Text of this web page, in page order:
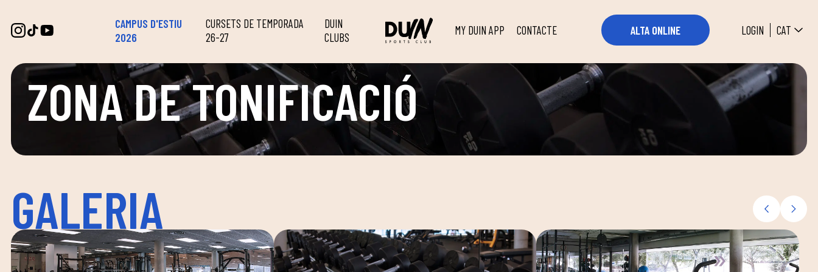
CAMPUS D'ESTIU
2026
CURSETS DE TEMPORADA
26-27
DUIN
CLUBS
MY DUIN APP CONTACTE ALTA ONLINE LOGIN CAT
ZONA DE TONIFICACIÓ
GALERIA